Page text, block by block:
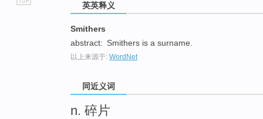
英英释义
Smithers
abstract: Smithers is a surname.
以上来源于: WordNet
同近义词
n. 碎片